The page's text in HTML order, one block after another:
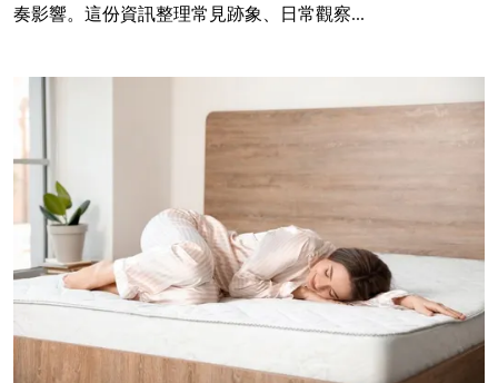
奏影響。這份資訊整理常見跡象、日常觀察...